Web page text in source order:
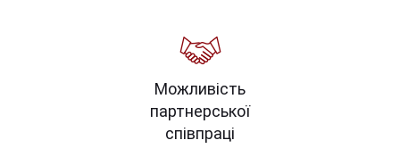
Можливість
партнерської
співпраці